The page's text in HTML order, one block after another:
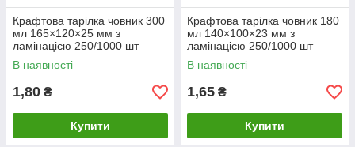
Крафтова тарілка човник 300
мл 165×120×25 мм з
ламінацією 250/1000 шт
В наявності
1,80 ₴
Купити
Крафтова тарілка човник 180
мл 140×100×23 мм з
ламінацією 250/1000 шт
В наявності
1,65 ₴
Купити